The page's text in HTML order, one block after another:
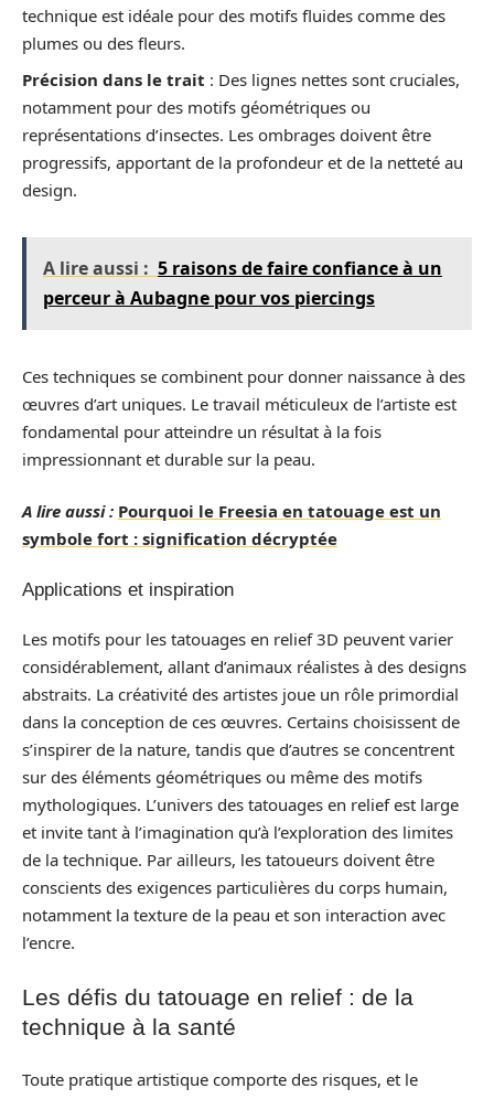
technique est idéale pour des motifs fluides comme des
plumes ou des fleurs.
Précision dans le trait : Des lignes nettes sont cruciales,
notamment pour des motifs géométriques ou
représentations d’insectes. Les ombrages doivent être
progressifs, apportant de la profondeur et de la netteté au
design.
A lire aussi : 5 raisons de faire confiance à un
perceur à Aubagne pour vos piercings
Ces techniques se combinent pour donner naissance à des
œuvres d’art uniques. Le travail méticuleux de l’artiste est
fondamental pour atteindre un résultat à la fois
impressionnant et durable sur la peau.
A lire aussi : Pourquoi le Freesia en tatouage est un
symbole fort : signification décryptée
Applications et inspiration
Les motifs pour les tatouages en relief 3D peuvent varier
considérablement, allant d’animaux réalistes à des designs
abstraits. La créativité des artistes joue un rôle primordial
dans la conception de ces œuvres. Certains choisissent de
s’inspirer de la nature, tandis que d’autres se concentrent
sur des éléments géométriques ou même des motifs
mythologiques. L’univers des tatouages en relief est large
et invite tant à l’imagination qu’à l’exploration des limites
de la technique. Par ailleurs, les tatoueurs doivent être
conscients des exigences particulières du corps humain,
notamment la texture de la peau et son interaction avec
l’encre.
Les défis du tatouage en relief : de la
technique à la santé
Toute pratique artistique comporte des risques, et le